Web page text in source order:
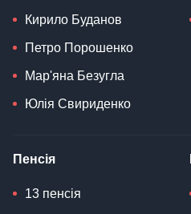
Кирило Буданов
Петро Порошенко
Мар'яна Безугла
Юлія Свириденко
Пенсія
13 пенсія